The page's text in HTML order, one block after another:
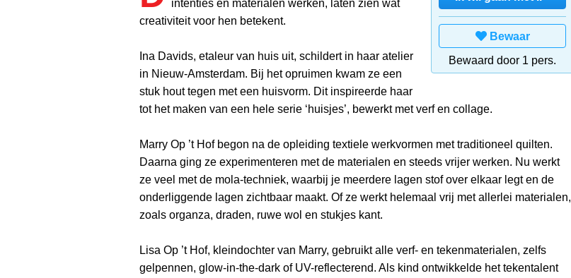
Bewaar
Bewaard door 1 pers.
intenties en materialen werken, laten zien wat
creativiteit voor hen betekent.
Ina Davids, etaleur van huis uit, schildert in haar atelier
in Nieuw-Amsterdam. Bij het opruimen kwam ze een
stuk hout tegen met een huisvorm. Dit inspireerde haar
tot het maken van een hele serie ‘huisjes’, bewerkt met verf en collage.
Marry Op ’t Hof begon na de opleiding textiele werkvormen met traditioneel quilten.
Daarna ging ze experimenteren met de materialen en steeds vrijer werken. Nu werkt
ze veel met de mola-techniek, waarbij je meerdere lagen stof over elkaar legt en de
onderliggende lagen zichtbaar maakt. Of ze werkt helemaal vrij met allerlei materialen,
zoals organza, draden, ruwe wol en stukjes kant.
Lisa Op ’t Hof, kleindochter van Marry, gebruikt alle verf- en tekenmaterialen, zelfs
gelpennen, glow-in-the-dark of UV-reflecterend. Als kind ontwikkelde het tekentalent